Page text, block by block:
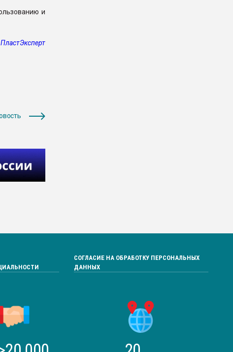
и
ПластЭксперт
СОГЛАСИЕ НА ОБРАБОТКУ ПЕРСОНАЛЬНЫХ
ДАННЫХ